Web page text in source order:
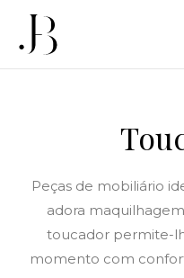
Peças de mobiliário
adora
toucador permite-
momento com